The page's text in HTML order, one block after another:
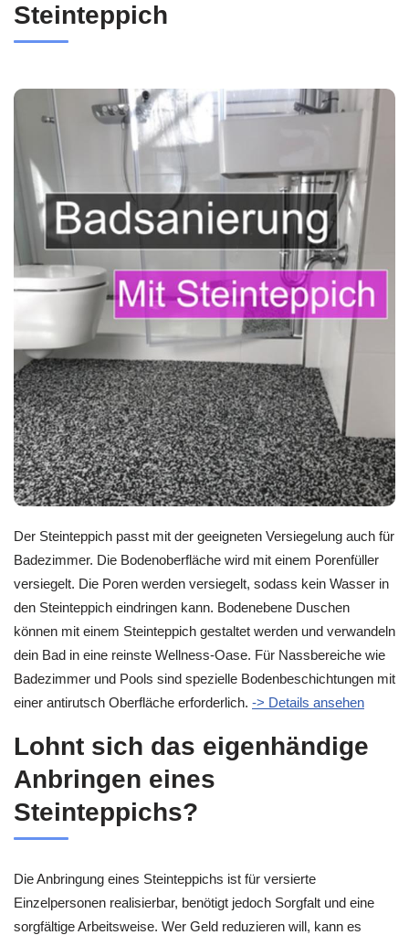
Steinteppich
Der Steinteppich passt mit der geeigneten Versiegelung auch für
Badezimmer. Die Bodenoberfläche wird mit einem Porenfüller
versiegelt. Die Poren werden versiegelt, sodass kein Wasser in
den Steinteppich eindringen kann. Bodenebene Duschen
können mit einem Steinteppich gestaltet werden und verwandeln
dein Bad in eine reinste Wellness-Oase. Für Nassbereiche wie
Badezimmer und Pools sind spezielle Bodenbeschichtungen mit
einer antirutsch Oberfläche erforderlich. -> Details ansehen
Lohnt sich das eigenhändige
Anbringen eines
Steinteppichs?
Die Anbringung eines Steinteppichs ist für versierte
Einzelpersonen realisierbar, benötigt jedoch Sorgfalt und eine
sorgfältige Arbeitsweise. Wer Geld reduzieren will, kann es